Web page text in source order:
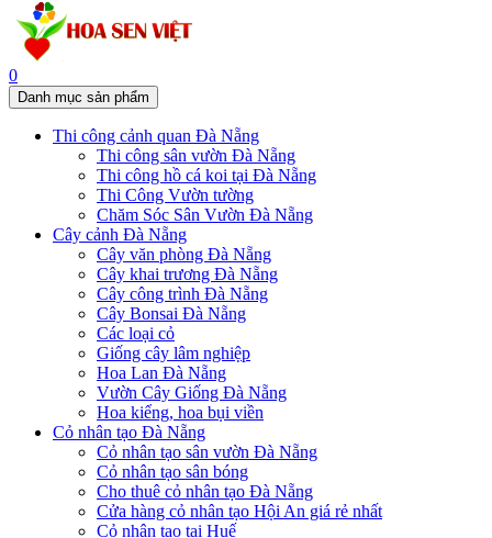
0
Danh mục sản phẩm
Thi công cảnh quan Đà Nẵng
Thi công sân vườn Đà Nẵng
Thi công hồ cá koi tại Đà Nẵng
Thi Công Vườn tường
Chăm Sóc Sân Vườn Đà Nẵng
Cây cảnh Đà Nẵng
Cây văn phòng Đà Nẵng
Cây khai trương Đà Nẵng
Cây công trình Đà Nẵng
Cây Bonsai Đà Nẵng
Các loại cỏ
Giống cây lâm nghiệp
Hoa Lan Đà Nẵng
Vườn Cây Giống Đà Nẵng
Hoa kiểng, hoa bụi viền
Cỏ nhân tạo Đà Nẵng
Cỏ nhân tạo sân vườn Đà Nẵng
Cỏ nhân tạo sân bóng
Cho thuê cỏ nhân tạo Đà Nẵng
Cửa hàng cỏ nhân tạo Hội An giá rẻ nhất
Cỏ nhân tạo tại Huế